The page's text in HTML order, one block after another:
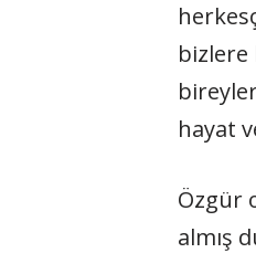
bizlere
hayat
Özgür
almış